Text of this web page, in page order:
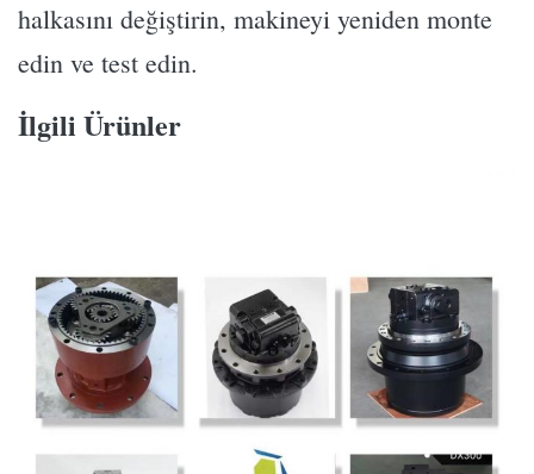
halkasını değiştirin, makineyi yeniden monte
edin ve test edin.
İlgili Ürünler